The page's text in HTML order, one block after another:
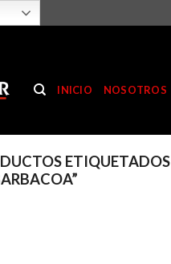
INICIO NOSOTROS
ETIQUETADOS